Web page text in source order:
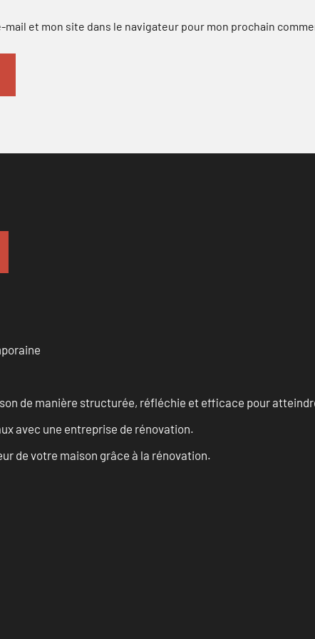
et mon site dans le navigateur pour mon prochain
de manière structurée, réfléchie et efficace pour
avec une entreprise de rénovation.
de votre maison grâce à la rénovation.